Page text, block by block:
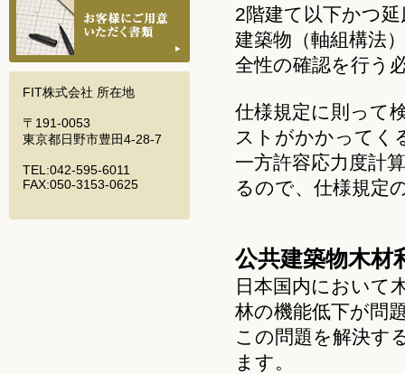
2階建て以下かつ
建築物（軸組構法
全性の確認を行う
仕様規定に則って
ストがかかってく
一方許容応力度計
るので、仕様規定
公共建築物木材
日本国内において
林の機能低下が問
この問題を解決す
ます。
FIT株式会社 所在地
〒191-0053
東京都日野市豊田4-28-7
TEL:042-595-6011
FAX:050-3153-0625